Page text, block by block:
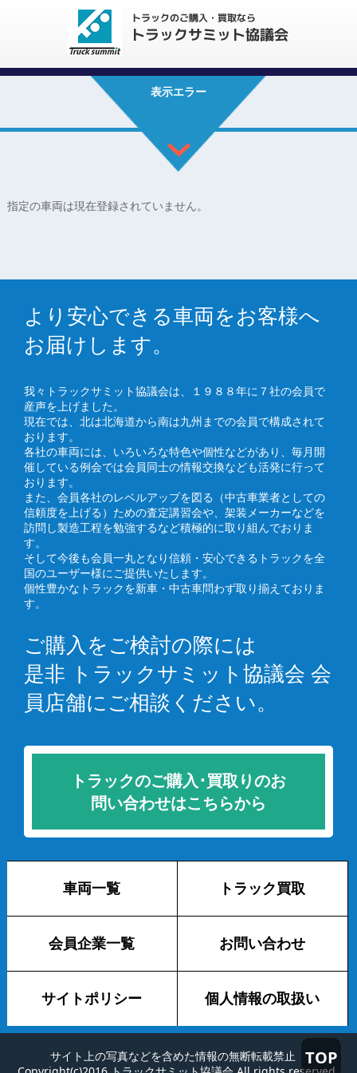
TOP
表示エラー
指定の車両は現在登録されていません。
より安心できる車両をお客様へ
お届けします。
我々トラックサミット協議会は、１９８８年に７社の会員で
産声を上げました。
現在では、北は北海道から南は九州までの会員で構成されて
おります。
各社の車両には、いろいろな特色や個性などがあり、毎月開
催している例会では会員同士の情報交換なども活発に行って
おります。
また、会員各社のレベルアップを図る（中古車業者としての
信頼度を上げる）ための査定講習会や、架装メーカーなどを
訪問し製造工程を勉強するなど積極的に取り組んでおりま
す。
そして今後も会員一丸となり信頼・安心できるトラックを全
国のユーザー様にご提供いたします。
個性豊かなトラックを新車・中古車問わず取り揃えておりま
す。
ご購入をご検討の際には
是非 トラックサミット協議会 会
員店舗にご相談ください。
トラックのご購入･買取りのお
問い合わせはこちらから
車両一覧 トラック買取
会員企業一覧 お問い合わせ
サイトポリシー 個人情報の取扱い
サイト上の写真などを含めた情報の無断転載禁止